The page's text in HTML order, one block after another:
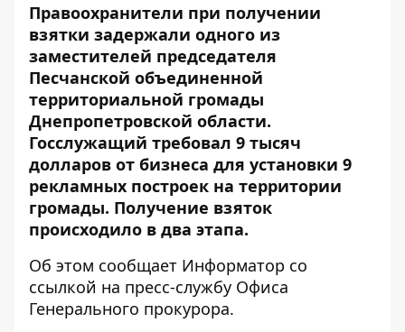
Правоохранители при получении
взятки задержали одного из
заместителей председателя
Песчанской объединенной
территориальной громады
Днепропетровской области.
Госслужащий требовал 9 тысяч
долларов от бизнеса для установки 9
рекламных построек на территории
громады. Получение взяток
происходило в два этапа.
Об этом сообщает Информатор со
ссылкой на пресс-службу Офиса
Генерального прокурора.